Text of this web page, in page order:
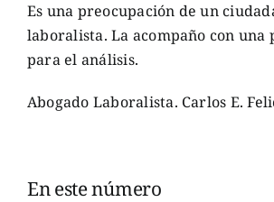
Es una preocupación de un
laboralista. La acompaño con una
para el análisis.
Abogado Laboralista. Carlos E.
En este número